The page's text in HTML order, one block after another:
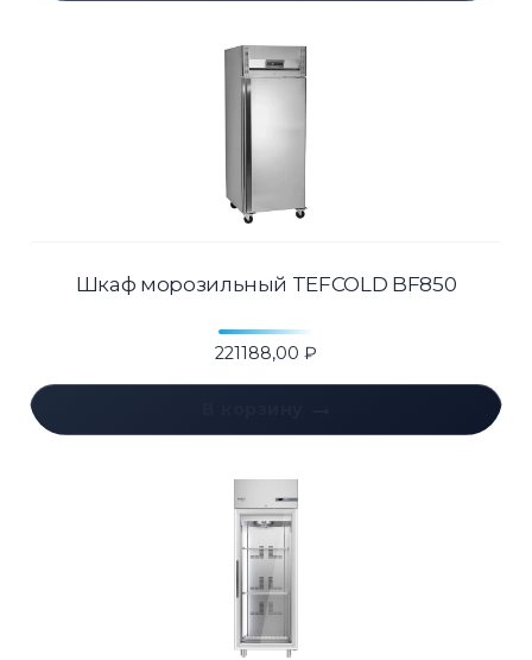
Шкаф морозильный TEFCOLD BF850
221188,00 ₽